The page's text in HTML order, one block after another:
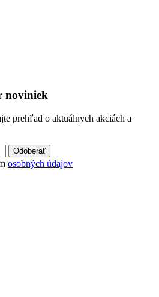
noviniek
prehľad o aktuálnych akciách a
Odoberať
osobných údajov